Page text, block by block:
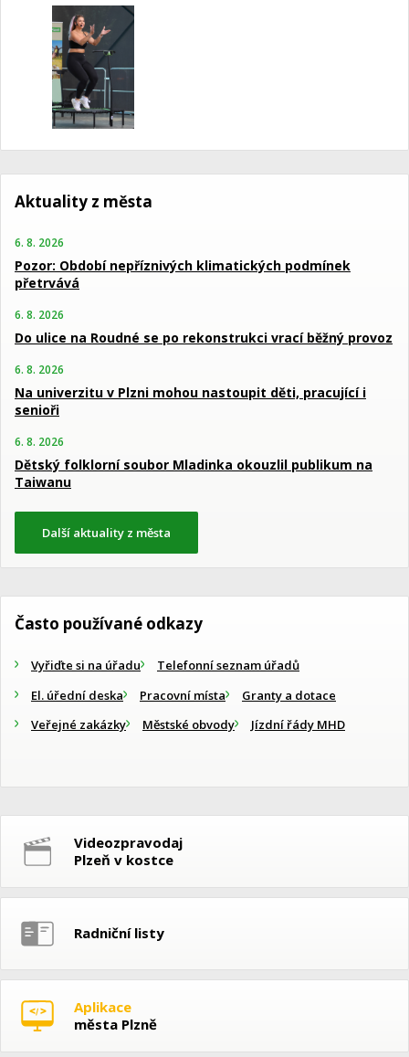
Aktuality z města
6. 8. 2026
Pozor: Období nepříznivých klimatických podmínek
přetrvává
6. 8. 2026
Do ulice na Roudné se po rekonstrukci vrací běžný provoz
6. 8. 2026
Na univerzitu v Plzni mohou nastoupit děti, pracující i
senioři
6. 8. 2026
Dětský folklorní soubor Mladinka okouzlil publikum na
Taiwanu
Další aktuality z města
Často používané odkazy
Vyřiďte si na úřadu
Telefonní seznam úřadů
El. úřední deska
Pracovní místa
Granty a dotace
Veřejné zakázky
Městské obvody Jízdní řády MHD
Videozpravodaj
Plzeň v kostce
Radniční listy
Aplikace
města Plzně